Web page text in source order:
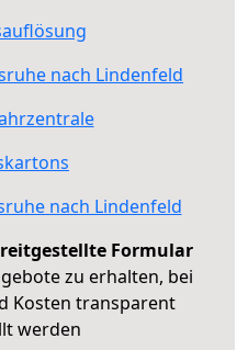
nach Lindenfeld
nach Lindenfeld
Formular
zu erhalten, bei
Kosten transparent
werden